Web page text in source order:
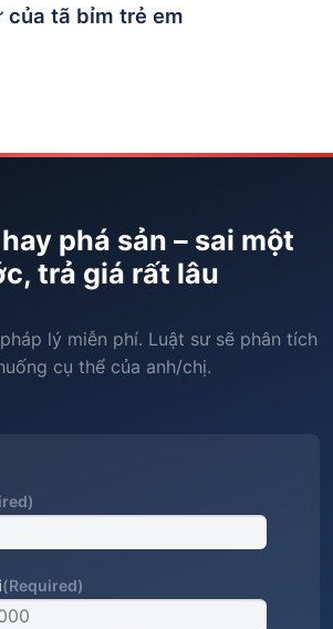
của tã bỉm trẻ em
phá sản – sai một
trả giá rất lâu
lý miễn phí. Luật sư sẽ phân tích
cụ thể của anh/chị.
(Required)